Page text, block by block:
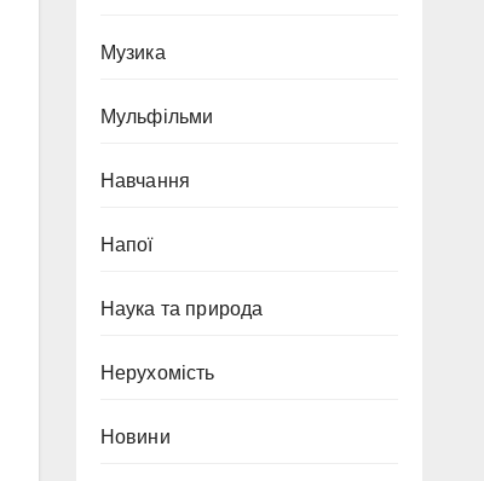
Музика
Мульфільми
Навчання
Напої
Наука та природа
Нерухомість
Новини